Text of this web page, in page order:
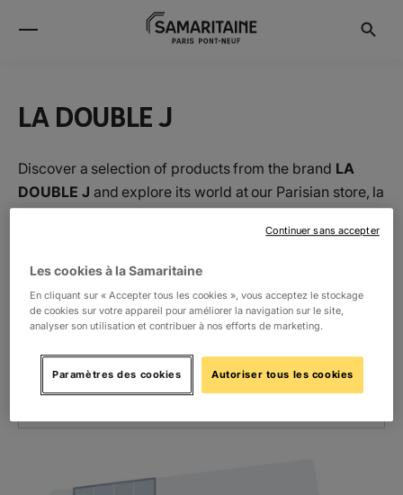
LA DOUBLE J
Discover a selection of products from the brand LA
DOUBLE J and explore its world at our Parisian store, la
Samaritaine.
Location
1ER Women's fashion
Les cookies à la Samaritaine
En cliquant sur « Accepter tous les cookies », vous acceptez le stockage
de cookies sur votre appareil pour améliorer la navigation sur le site,
analyser son utilisation et contribuer à nos efforts de marketing.
Paramètres des cookies Autoriser tous les cookies
Continuer sans accepter